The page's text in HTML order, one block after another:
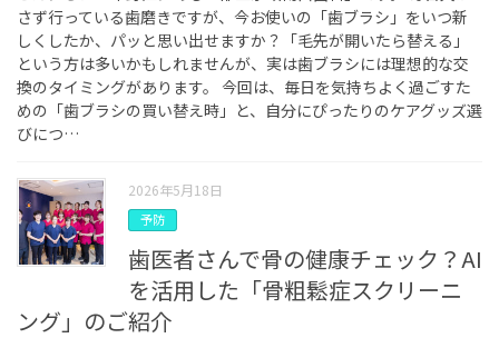
さず行っている歯磨きですが、今お使いの「歯ブラシ」をいつ新
しくしたか、パッと思い出せますか？「毛先が開いたら替える」
という方は多いかもしれませんが、実は歯ブラシには理想的な交
換のタイミングがあります。 今回は、毎日を気持ちよく過ごすた
めの「歯ブラシの買い替え時」と、自分にぴったりのケアグッズ選
びにつ…
2026年5月18日
予防
歯医者さんで骨の健康チェック？AI
を活用した「骨粗鬆症スクリーニ
ング」のご紹介